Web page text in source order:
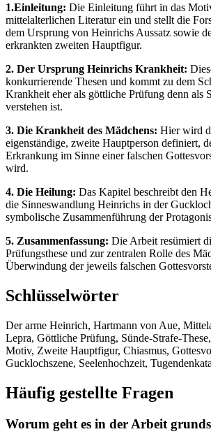
1.Einleitung: Die Einleitung führt in das
mittelalterlichen Literatur ein und stellt die
dem Ursprung von Heinrichs Aussatz sowie
erkrankten zweiten Hauptfigur.
2. Der Ursprung Heinrichs Krankheit:
konkurrierende Thesen und kommt zu dem
Krankheit eher als göttliche Prüfung denn als
verstehen ist.
3. Die Krankheit des Mädchens: Hier wird
eigenständige, zweite Hauptperson definiert,
Erkrankung im Sinne einer falschen
wird.
4. Die Heilung: Das Kapitel beschreibt den
die Sinneswandlung Heinrichs in der
symbolische Zusammenführung der
5. Zusammenfassung: Die Arbeit resümiert
Prüfungsthese und zur zentralen Rolle des
Überwindung der jeweils falschen
Schlüsselwörter
Der arme Heinrich, Hartmann von Aue,
Lepra, Göttliche Prüfung, Sünde-Strafe-
Motiv, Zweite Hauptfigur, Chiasmus,
Gucklochszene, Seelenhochzeit,
Häufig gestellte Fragen
Worum geht es in der Arbeit